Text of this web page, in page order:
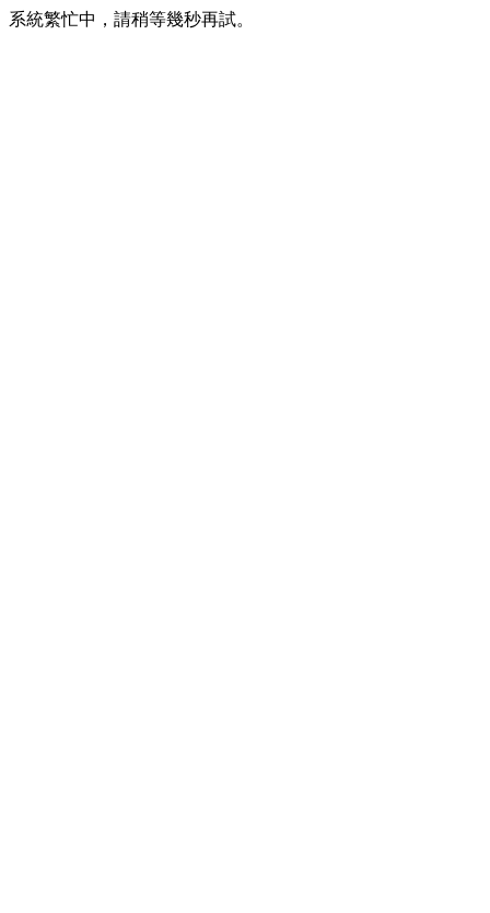
系統繁忙中，請稍等幾秒再試。